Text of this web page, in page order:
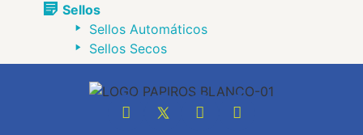
Sellos
Sellos Automáticos
Sellos Secos